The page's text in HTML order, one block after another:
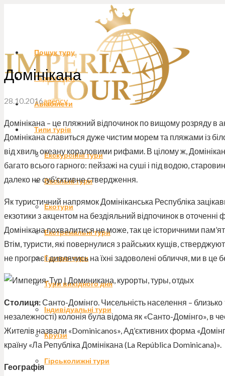
Пошук туру
Гарячі тури
Авіабілети
Типи турів
Екскурсійні тури
Весільні тури
Екотури
Екстремальні тури
Гастро-тури
Тури вихідного дня
Індивідуальні тури
Круїзи
Гірськолижні тури
Домінікана
28.10.2016agency
Домінікана – це пляжний відпочинок по вищому розряду в
Домінікана славиться дуже чистим морем та пляжами із
від хвиль океану кораловими рифами. В цілому ж,
багато всього гарного: пейзажі на суші і під водою,
далеко не суб’єктивне ствердження.
Як туристичний напрямок Домініканська Республіка
екзотики з акцентом на бездіяльний відпочинок в
Домінікана похвалитися не може, так це історичними
Втім, туристи, які повернулися з райських кущів,
не програє і дивлячись на їхні задоволені обличчя, ми в це
Столиця:Санто-Домінго. Чисельність населення – близько
незалежності) колонія була відома як «Санто-Домінго», в
Жителів назвали «Dominicanos», Ад’єктивних форма
країну «Ла Републіка Домінікана (La República Dominicana)».
Географія